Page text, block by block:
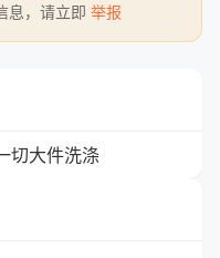
息，请立即 举报
切大件洗涤